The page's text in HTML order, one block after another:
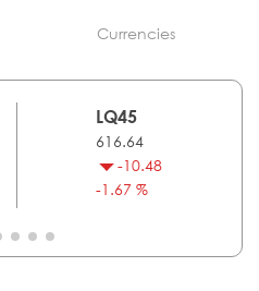
Currencies
LQ45
616.64
-10.48
-1.67 %